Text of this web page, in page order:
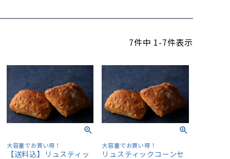
7件中 1-7件表示
大容量でお買い得！
【送料込】リュスティッ
大容量でお買い得！
リュスティックコーンセ